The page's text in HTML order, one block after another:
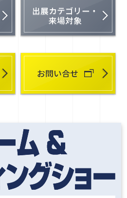
出展カテゴリー・
来場対象
お問い合せ